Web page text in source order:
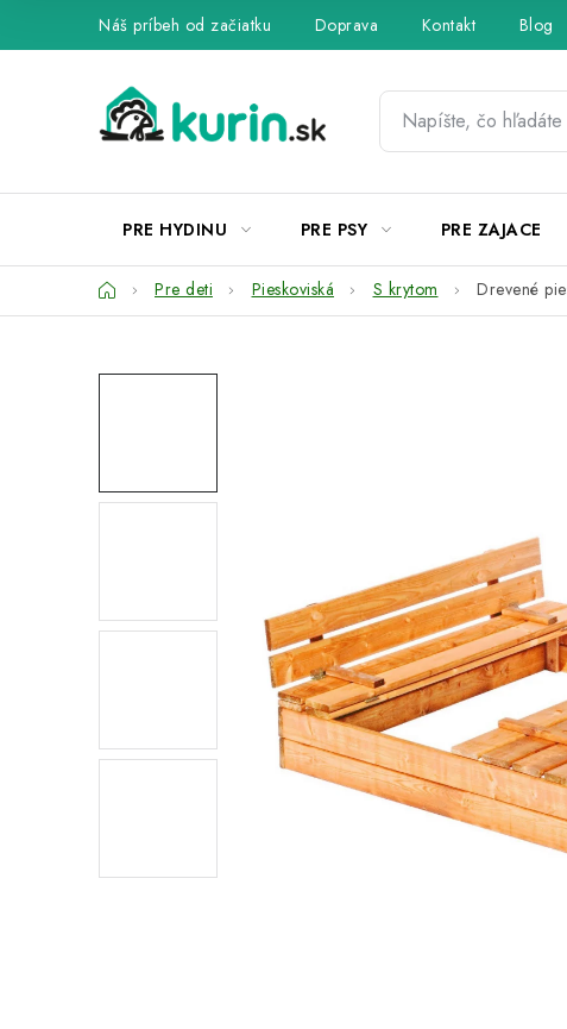
Náš príbeh od začiatku Doprava Kontakt Blog
PRE HYDINU PRE PSY PRE ZAJACE
DomovPre deti Pieskoviská S krytom Drevené